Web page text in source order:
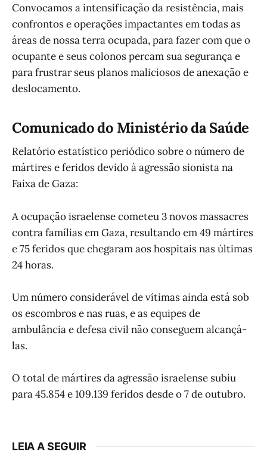
Convocamos a intensificação da resistência, mais
confrontos e operações impactantes em todas as
áreas de nossa terra ocupada, para fazer com que o
ocupante e seus colonos percam sua segurança e
para frustrar seus planos maliciosos de anexação e
deslocamento.
Comunicado do Ministério da Saúde
Relatório estatístico periódico sobre o número de
mártires e feridos devido à agressão sionista na
Faixa de Gaza:
A ocupação israelense cometeu 3 novos massacres
contra famílias em Gaza, resultando em 49 mártires
e 75 feridos que chegaram aos hospitais nas últimas
24 horas.
Um número considerável de vítimas ainda está sob
os escombros e nas ruas, e as equipes de
ambulância e defesa civil não conseguem alcançá-
las.
O total de mártires da agressão israelense subiu
para 45.854 e 109.139 feridos desde o 7 de outubro.
LEIA A SEGUIR